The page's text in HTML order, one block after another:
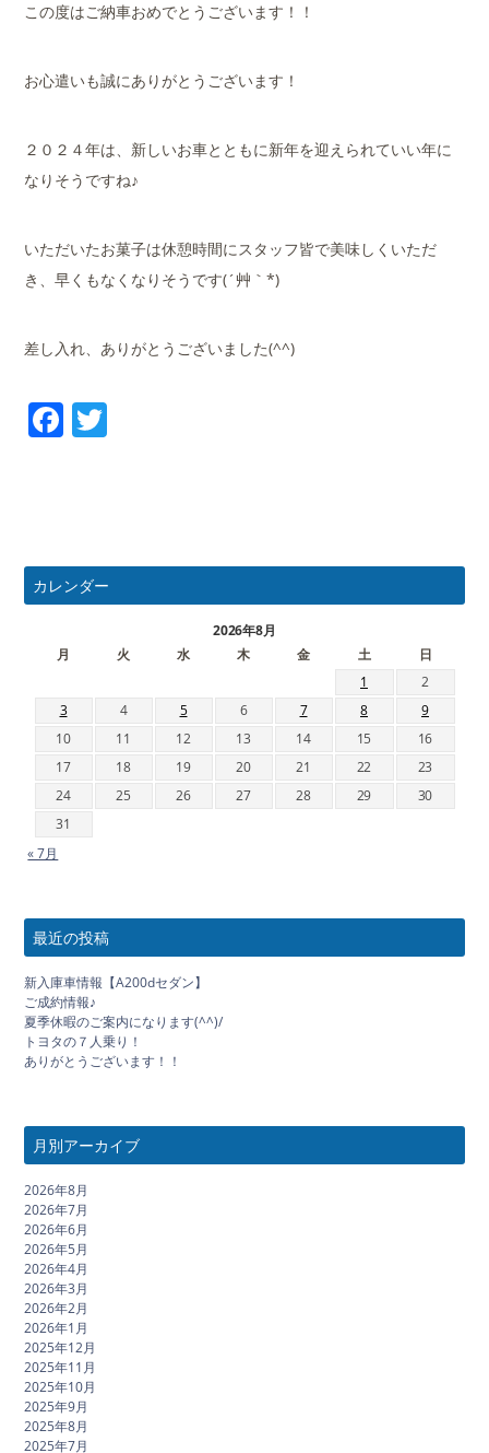
この度はご納車おめでとうございます！！
お心遣いも誠にありがとうございます！
２０２４年は、新しいお車とともに新年を迎えられていい年に
なりそうですね♪
いただいたお菓子は休憩時間にスタッフ皆で美味しくいただ
き、早くもなくなりそうです(´艸｀*)
差し入れ、ありがとうございました(^^)
Facebook
カレンダー
2026年8月
月
火 水 木 金 土
日
1
2
3
4 5 6 7 8
9
10
11 12 13 14 15
16
17
18 19 20 21 22
23
24
25 26 27 28 29
30
31
« 7月
最近の投稿
新入庫車情報【A200dセダン】
ご成約情報♪
夏季休暇のご案内になります(^^)/
トヨタの７人乗り！
ありがとうございます！！
月別アーカイブ
2026年8月
2026年7月
2026年6月
2026年5月
2026年4月
2026年3月
2026年2月
2026年1月
2025年12月
2025年11月
2025年10月
2025年9月
2025年8月
2025年7月